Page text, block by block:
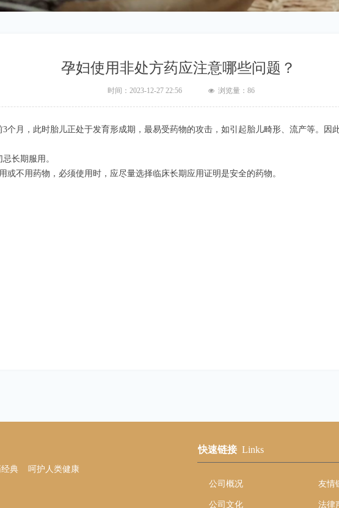
孕妇使用非处方药应注意哪些问题？
时间： 2023-12-27 22:56 넶 浏览量： 86
3个月，此时胎儿正处于发育形成期，最易受药物的攻击，如引起胎儿畸形、流产等。因
长期服用。
或不用药物，必须使用时，应尽量选择临床长期应用证明是安全的药物。
经典 呵护人类健康
快速链接 Links
公司概况
公司文化
友情
法律